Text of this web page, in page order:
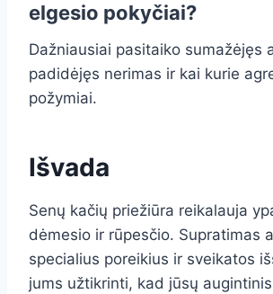
elgesio pokyčiai?
Dažniausiai pasitaiko sumažėjęs
padidėjęs nerimas ir kai kurie
požymiai.
Išvada
Senų kačių priežiūra reikalauja
dėmesio ir rūpesčio. Supratimas
specialius poreikius ir sveikatos
jums užtikrinti, kad jūsų